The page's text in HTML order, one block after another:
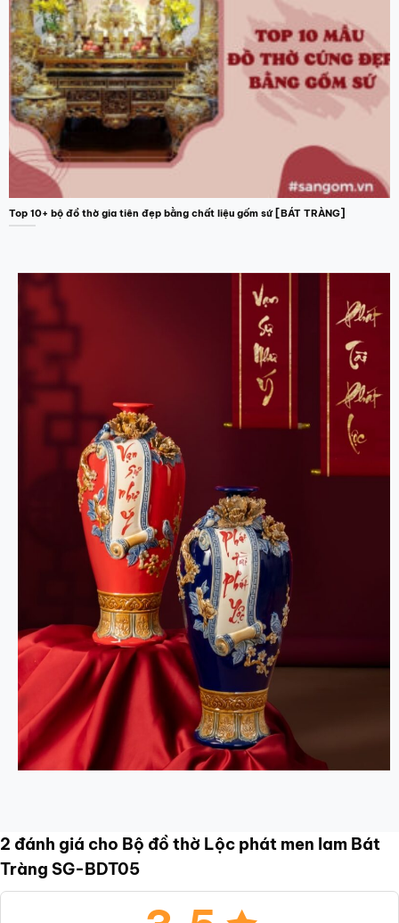
Top 10+ bộ đồ thờ gia tiên đẹp bằng chất liệu gốm sứ [BÁT TRÀNG]
2 đánh giá cho Bộ đồ thờ Lộc phát men lam Bát
Tràng SG-BDT05